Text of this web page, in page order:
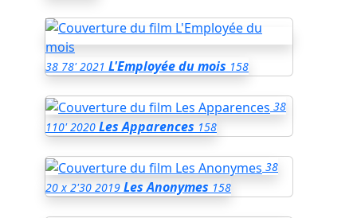
38 78' 2021 L'Employée du mois 158
38
110' 2020 Les Apparences 158
38
20 x 2'30 2019 Les Anonymes 158